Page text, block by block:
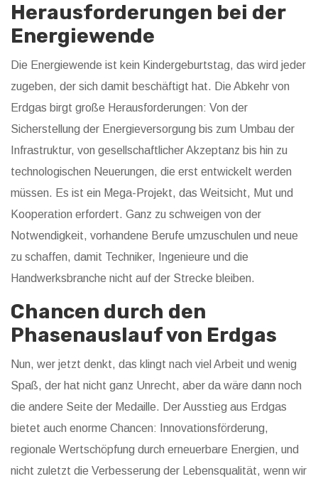
Herausforderungen bei der
Energiewende
Die Energiewende ist kein Kindergeburtstag, das wird jeder
zugeben, der sich damit beschäftigt hat. Die Abkehr von
Erdgas birgt große Herausforderungen: Von der
Sicherstellung der Energieversorgung bis zum Umbau der
Infrastruktur, von gesellschaftlicher Akzeptanz bis hin zu
technologischen Neuerungen, die erst entwickelt werden
müssen. Es ist ein Mega-Projekt, das Weitsicht, Mut und
Kooperation erfordert. Ganz zu schweigen von der
Notwendigkeit, vorhandene Berufe umzuschulen und neue
zu schaffen, damit Techniker, Ingenieure und die
Handwerksbranche nicht auf der Strecke bleiben.
Chancen durch den
Phasenauslauf von Erdgas
Nun, wer jetzt denkt, das klingt nach viel Arbeit und wenig
Spaß, der hat nicht ganz Unrecht, aber da wäre dann noch
die andere Seite der Medaille. Der Ausstieg aus Erdgas
bietet auch enorme Chancen: Innovationsförderung,
regionale Wertschöpfung durch erneuerbare Energien, und
nicht zuletzt die Verbesserung der Lebensqualität, wenn wir